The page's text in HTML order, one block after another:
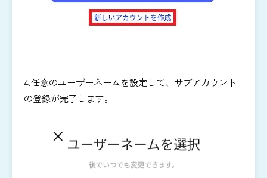
4.任意のユーザーネームを設定して、サブアカウント
の登録が完了します。